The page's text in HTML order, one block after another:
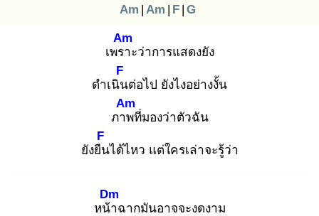
Am | Am | F | G
เพรา
Am
ะว่าการแสดงยัง
ดำเนิน
F
ต่อไป ยังไงอย่างงั้น
ภาพ
Am
ที่มองว่าตัวฉัน
ยังยืน
F
ได้ไหว แต่ใครเล่าจะรู้ว่า
หน้า
Dm
ฉากมันอาจจะงดงาม